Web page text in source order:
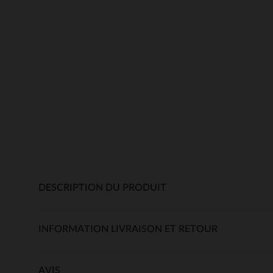
DESCRIPTION DU PRODUIT
INFORMATION LIVRAISON ET RETOUR
AVIS